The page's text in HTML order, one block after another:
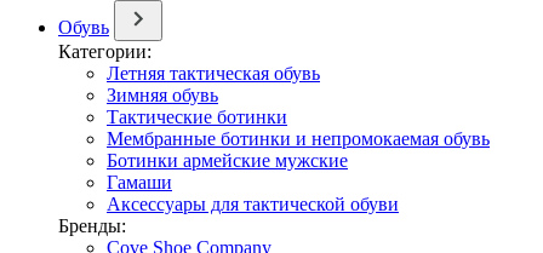
Обувь
Категории:
Летняя тактическая обувь
Зимняя обувь
Тактические ботинки
Мембранные ботинки и непромокаемая обувь
Ботинки армейские мужские
Гамаши
Аксессуары для тактической обуви
Бренды:
Cove Shoe Company